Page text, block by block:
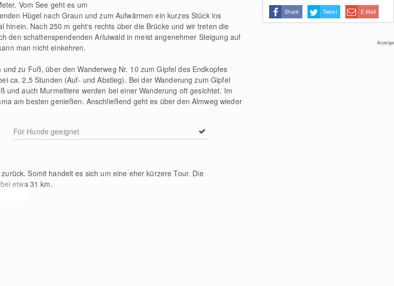
Share Tweet E-Mail
Anzeige
Vom See geht es um
Hügel nach Graun und zum Aufwärmen ein kurzes Stück ins
hinein. Nach 250 m geht‘s rechts über die Brücke und wir treten die
den schattenspendenden Arluiwald in meist angenehmer Steigung auf
man nicht einkehren.
zu Fuß, über den Wanderweg Nr. 10 zum Gipfel des Endkopfes
ca. 2,5 Stunden (Auf- und Abstieg). Bei der Wanderung zum Gipfel
und auch Murmeltiere werden bei einer Wanderung oft gesichtet. Im
am besten genießen. Anschließend geht es über den Almweg wieder
Für Hunde geeignet
zurück. Somit handelt es sich um eine eher kürzere Tour. Die
etwa 31km.